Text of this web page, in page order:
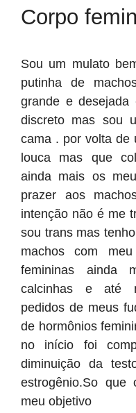
Corpo
Sou um mulato
putinha de
grande e
discreto mas sou
cama . por volta de
louca mas que
ainda mais os
prazer aos
intenção não é me
sou trans mas
machos com
femininas ainda
calcinhas e até
pedidos de meus
de hormônios
no início foi
diminuição da
estrogênio.So
meu objetivo